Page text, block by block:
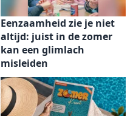
Eenzaamheid zie je niet
altijd: juist in de zomer
kan een glimlach
misleiden